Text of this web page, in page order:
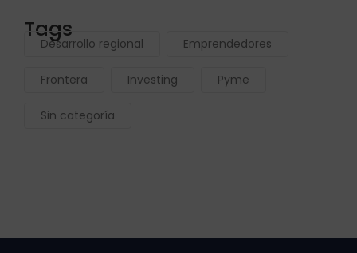
Tags
Desarrollo regional Emprendedores
Frontera Investing Pyme
Sin categoría